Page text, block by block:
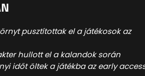
pusztítottak el a játékosok az
hullott el a kalandok során
időt öltek a játékba az early